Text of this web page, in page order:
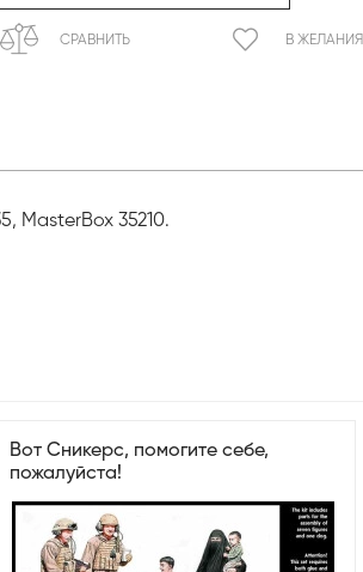
СРАВНИТЬ В ЖЕЛАНИЯ
MasterBox 35210.
Вот Сникерс, помогите себе,
пожалуйста!